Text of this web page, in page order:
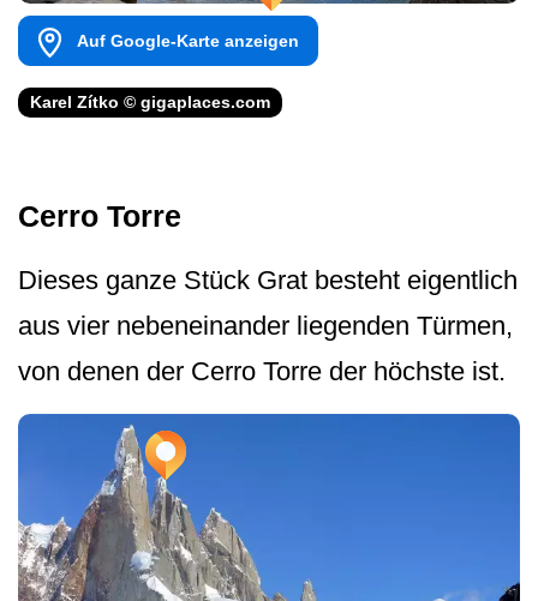
Auf Google-Karte anzeigen
Karel Zítko © gigaplaces.com
Cerro Torre
Dieses ganze Stück Grat besteht eigentlich
aus vier nebeneinander liegenden Türmen,
von denen der Cerro Torre der höchste ist.